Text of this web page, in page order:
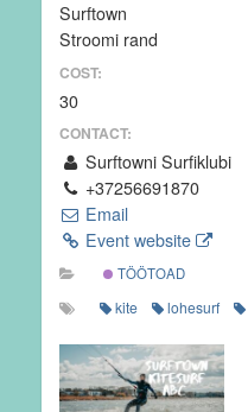
Surftown
Stroomi rand
COST:
30
CONTACT:
Surftowni Surfiklubi
+37256691870
Email
Event website
TÖÖTOAD
kite lohesurf